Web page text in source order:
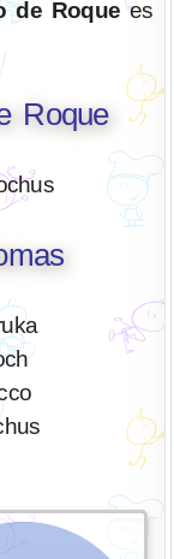
de Roquees
Roque